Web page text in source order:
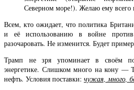
Северном море!). Желаю ему всего
Всем, кто ожидает, что политика
и её использованию в войне
разочаровать. Не изменится. Будет
Трамп не зря упоминает в своём
энергетике. Слишком много на кону —
нефть. Условия поставки: чужая, много,